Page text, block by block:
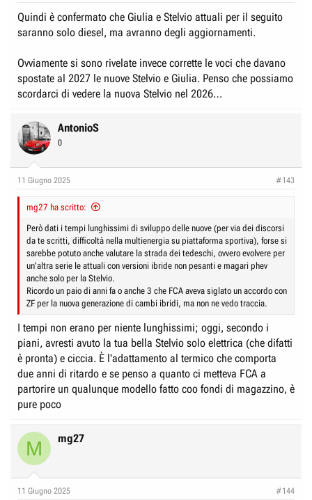
Quindi è confermato che Giulia e Stelvio attuali per il seguito
saranno solo diesel, ma avranno degli aggiornamenti.
Ovviamente si sono rivelate invece corrette le voci che davano
spostate al 2027 le nuove Stelvio e Giulia. Penso che possiamo
scordarci di vedere la nuova Stelvio nel 2026…
AntonioS
0
11 Giugno 2025 #143
mg27 ha scritto:
Però dati i tempi lunghissimi di sviluppo delle nuove (per via dei discorsi
da te scritti, difficoltà nella multienergia su piattaforma sportiva), forse si
sarebbe potuto anche valutare la strada dei tedeschi, ovvero evolvere per
un'altra serie le attuali con versioni ibride non pesanti e magari phev
anche solo per la Stelvio.
Ricordo un paio di anni fa o anche 3 che FCA aveva siglato un accordo con
ZF per la nuova generazione di cambi ibridi, ma non ne vedo traccia.
I tempi non erano per niente lunghissimi; oggi, secondo i
piani, avresti avuto la tua bella Stelvio solo elettrica (che difatti
è pronta) e ciccia. È l'adattamento al termico che comporta
due anni di ritardo e se penso a quanto ci metteva FCA a
partorire un qualunque modello fatto coo fondi di magazzino, è
pure poco
M mg27
11 Giugno 2025 #144